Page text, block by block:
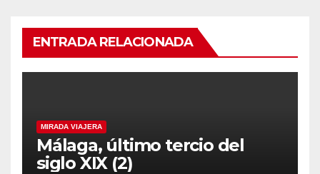
ENTRADA RELACIONADA
MIRADA VIAJERA
Málaga, último tercio del
siglo XIX (2)